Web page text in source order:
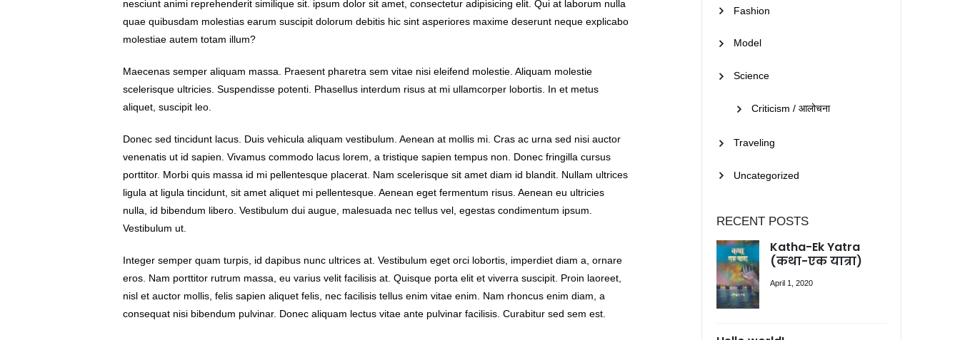
nesciunt animi reprehenderit similique sit. ipsum dolor sit amet, consectetur adipisicing elit. Qui at laborum nulla
quae quibusdam molestias earum suscipit dolorum debitis hic sint asperiores maxime deserunt neque explicabo
molestiae autem totam illum?
Maecenas semper aliquam massa. Praesent pharetra sem vitae nisi eleifend molestie. Aliquam molestie
scelerisque ultricies. Suspendisse potenti. Phasellus interdum risus at mi ullamcorper lobortis. In et metus
aliquet, suscipit leo.
Donec sed tincidunt lacus. Duis vehicula aliquam vestibulum. Aenean at mollis mi. Cras ac urna sed nisi auctor
venenatis ut id sapien. Vivamus commodo lacus lorem, a tristique sapien tempus non. Donec fringilla cursus
porttitor. Morbi quis massa id mi pellentesque placerat. Nam scelerisque sit amet diam id blandit. Nullam ultrices
ligula at ligula tincidunt, sit amet aliquet mi pellentesque. Aenean eget fermentum risus. Aenean eu ultricies
nulla, id bibendum libero. Vestibulum dui augue, malesuada nec tellus vel, egestas condimentum ipsum.
Vestibulum ut.
Integer semper quam turpis, id dapibus nunc ultrices at. Vestibulum eget orci lobortis, imperdiet diam a, ornare
eros. Nam porttitor rutrum massa, eu varius velit facilisis at. Quisque porta elit et viverra suscipit. Proin laoreet,
nisl et auctor mollis, felis sapien aliquet felis, nec facilisis tellus enim vitae enim. Nam rhoncus enim diam, a
consequat nisi bibendum pulvinar. Donec aliquam lectus vitae ante pulvinar facilisis. Curabitur sed sem est.
Fashion
Model
Science
Criticism / आलोचना
Traveling
Uncategorized
RECENT POSTS
Katha-Ek Yatra
(कथा-एक यात्रा)
April 1, 2020